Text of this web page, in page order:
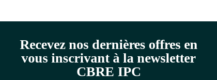
Recevez nos dernières offres en
vous inscrivant à la newsletter
CBRE IPC